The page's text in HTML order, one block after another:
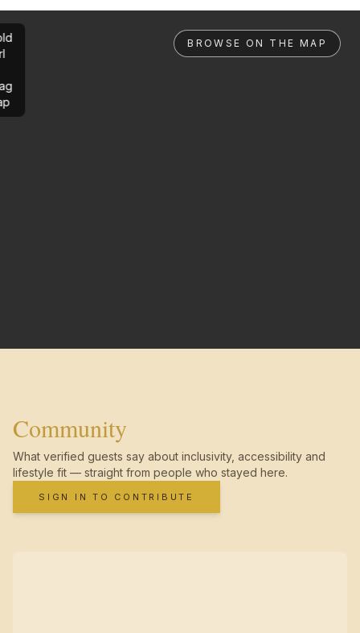
BROWSE ON THE MAP
Community
What verified guests say about inclusivity, accessibility and
lifestyle fit — straight from people who stayed here.
SIGN IN TO CONTRIBUTE